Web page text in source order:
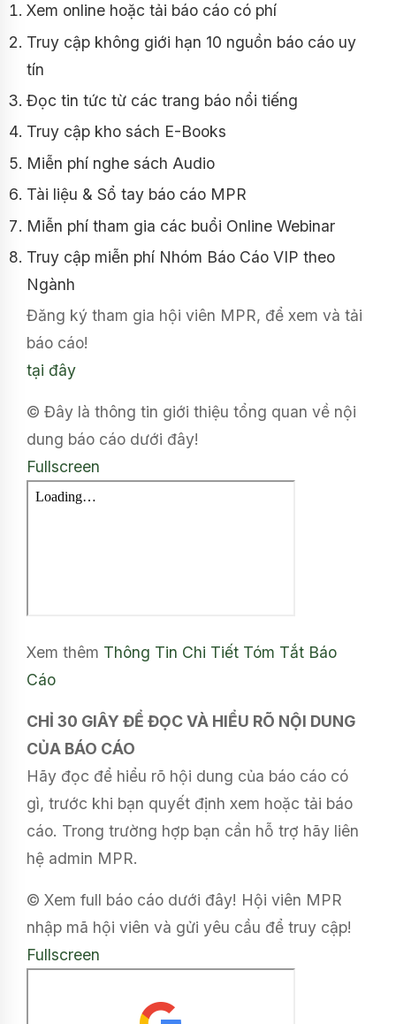
Xem online hoặc tải báo cáo có phí
Truy cập không giới hạn 10 nguồn báo cáo uy
tín
Đọc tin tức từ các trang báo nổi tiếng
Truy cập kho sách E-Books
Miễn phí nghe sách Audio
Tài liệu & Sổ tay báo cáo MPR
Miễn phí tham gia các buổi Online Webinar
Truy cập miễn phí Nhóm Báo Cáo VIP theo
Ngành
Đăng ký tham gia hội viên MPR, để xem và tải
báo cáo!
tại đây
© Đây là thông tin giới thiệu tổng quan về nội
dung báo cáo dưới đây!
Fullscreen
Xem thêm Thông Tin Chi Tiết Tóm Tắt Báo
Cáo
CHỈ 30 GIÂY ĐỂ ĐỌC VÀ HIỂU RÕ NỘI DUNG
CỦA BÁO CÁO
Hãy đọc để hiểu rõ hội dung của báo cáo có
gì, trước khi bạn quyết định xem hoặc tải báo
cáo. Trong trường hợp bạn cần hỗ trợ hãy liên
hệ admin MPR.
© Xem full báo cáo dưới đây! Hội viên MPR
nhập mã hội viên và gửi yêu cầu để truy cập!
Fullscreen